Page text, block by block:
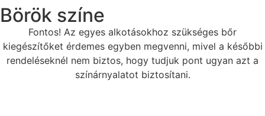
Börök színe
Fontos! Az egyes alkotásokhoz szükséges bőr
kiegészítőket érdemes egyben megvenni, mivel a későbbi
rendeléseknél nem biztos, hogy tudjuk pont ugyan azt a
színárnyalatot biztosítani.